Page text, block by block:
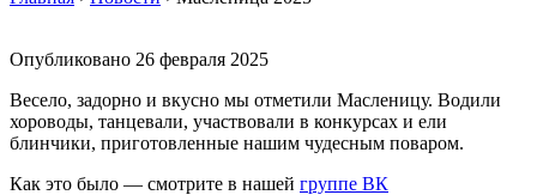
Опубликовано 26 февраля 2025
Весело, задорно и вкусно мы отметили Масленицу. Водили
хороводы, танцевали, участвовали в конкурсах и ели
блинчики, приготовленные нашим чудесным поваром.
Как это было — смотрите в нашей группе ВК